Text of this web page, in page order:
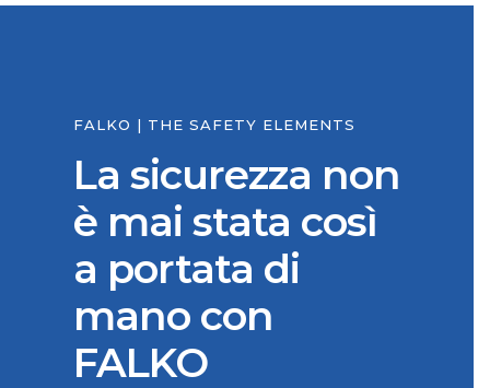
FALKO | THE SAFETY ELEMENTS
La sicurezza non
è mai stata così
a portata di
mano con
FALKO